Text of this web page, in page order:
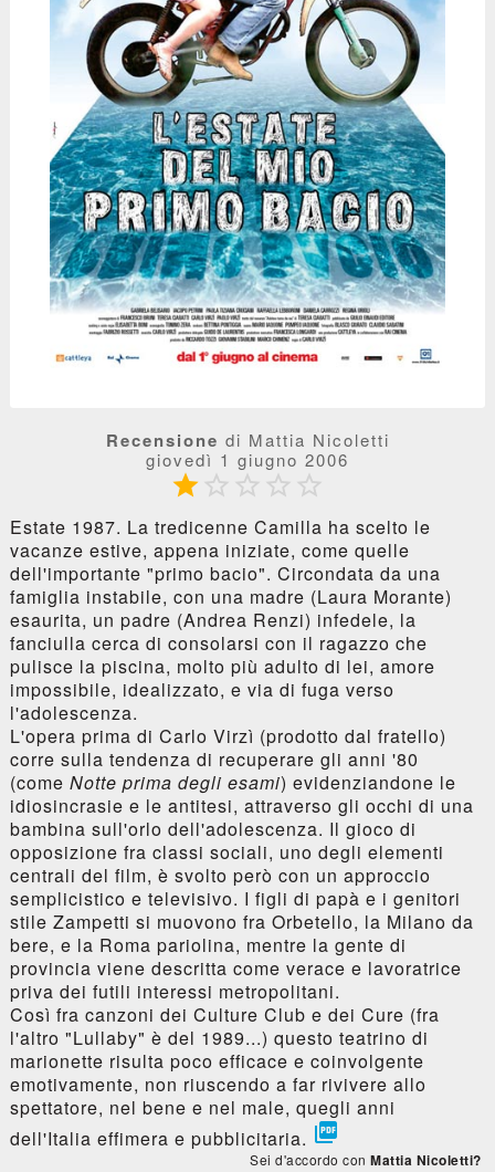
Recensione di Mattia Nicoletti
giovedì 1 giugno 2006
    
Estate 1987. La tredicenne Camilla ha scelto le
vacanze estive, appena iniziate, come quelle
dell'importante "primo bacio". Circondata da una
famiglia instabile, con una madre (Laura Morante)
esaurita, un padre (Andrea Renzi) infedele, la
fanciulla cerca di consolarsi con il ragazzo che
pulisce la piscina, molto più adulto di lei, amore
impossibile, idealizzato, e via di fuga verso
l'adolescenza.
L'opera prima di Carlo Virzì (prodotto dal fratello)
corre sulla tendenza di recuperare gli anni '80
(come Notte prima degli esami) evidenziandone le
idiosincrasie e le antitesi, attraverso gli occhi di una
bambina sull'orlo dell'adolescenza. Il gioco di
opposizione fra classi sociali, uno degli elementi
centrali del film, è svolto però con un approccio
semplicistico e televisivo. I figli di papà e i genitori
stile Zampetti si muovono fra Orbetello, la Milano da
bere, e la Roma pariolina, mentre la gente di
provincia viene descritta come verace e lavoratrice
priva dei futili interessi metropolitani.
Così fra canzoni dei Culture Club e dei Cure (fra
l'altro "Lullaby" è del 1989...) questo teatrino di
marionette risulta poco efficace e coinvolgente
emotivamente, non riuscendo a far rivivere allo
spettatore, nel bene e nel male, quegli anni
dell'Italia effimera e pubblicitaria. 
Sei d'accordo conMattia Nicoletti?